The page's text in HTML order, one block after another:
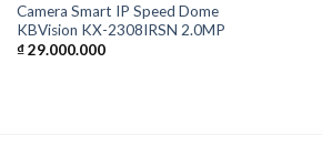
Camera Smart IP Speed Dome
KBVision KX-2308IRSN 2.0MP
₫29.000.000